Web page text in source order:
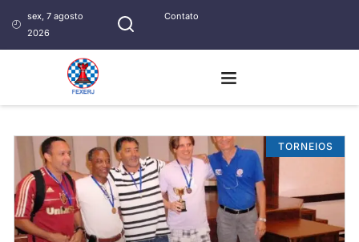
sex, 7 agosto
2026
Contato
TORNEIOS